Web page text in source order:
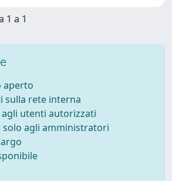
1 a 1
aperto
sulla rete interna
utenti autorizzati
agli amministratori